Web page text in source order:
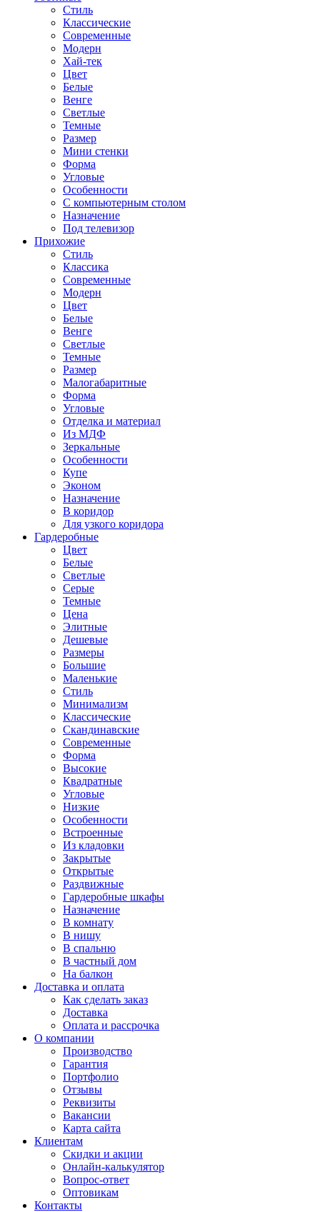
Стиль
Классические
Современные
Модерн
Хай-тек
Цвет
Белые
Венге
Светлые
Темные
Размер
Мини стенки
Форма
Угловые
Особенности
С компьютерным столом
Назначение
Под телевизор
Прихожие
Стиль
Классика
Современные
Модерн
Цвет
Белые
Венге
Светлые
Темные
Размер
Малогабаритные
Форма
Угловые
Отделка и материал
Из МДФ
Зеркальные
Особенности
Купе
Эконом
Назначение
В коридор
Для узкого коридора
Гардеробные
Цвет
Белые
Светлые
Серые
Темные
Цена
Элитные
Дешевые
Размеры
Большие
Маленькие
Стиль
Минимализм
Классические
Скандинавские
Современные
Форма
Высокие
Квадратные
Угловые
Низкие
Особенности
Встроенные
Из кладовки
Закрытые
Открытые
Раздвижные
Гардеробные шкафы
Назначение
В комнату
В нишу
В спальню
В частный дом
На балкон
Доставка и оплата
Как сделать заказ
Доставка
Оплата и рассрочка
О компании
Производство
Гарантия
Портфолио
Отзывы
Реквизиты
Вакансии
Карта сайта
Клиентам
Скидки и акции
Онлайн-калькулятор
Вопрос-ответ
Оптовикам
Контакты